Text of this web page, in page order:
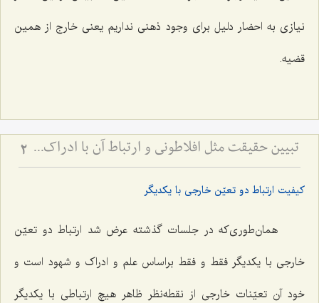
نیازى به احضار دلیل براى وجود ذهنى نداریم یعنى خارج از همین
قضیه.
تبیین حقیقت مثل افلاطونی و ارتباط آن با ادراک - نقش تصرفات مثال در تحقق حقایق و افعال انسانی 2
کیفیت ارتباط دو تعیّن خارجى با یکدیگر
همان‌طوری‌که در جلسات گذشته عرض شد ارتباط دو تعیّن
خارجى با یکدیگر فقط و فقط براساس علم و ادراک و شهود است و
خود آن تعیّنات خارجى از نقطه‌نظر ظاهر هیچ ارتباطى با یکدیگر